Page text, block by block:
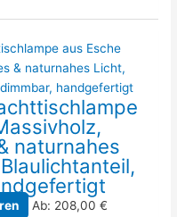
naturnahes
Ab: 208,00 €